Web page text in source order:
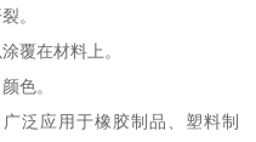
。
覆在材料上。
色。
泛应用于橡胶制品、塑料制